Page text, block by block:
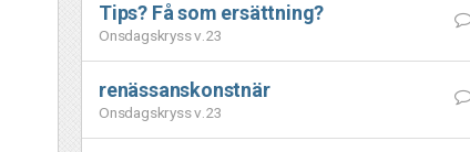
Tips? Få som ersättning?
Onsdagskryss v.23
renässanskonstnär
Onsdagskryss v.23